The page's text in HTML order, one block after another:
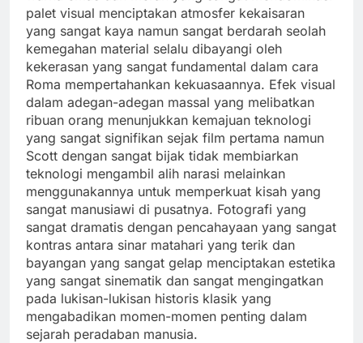
palet visual menciptakan atmosfer kekaisaran
yang sangat kaya namun sangat berdarah seolah
kemegahan material selalu dibayangi oleh
kekerasan yang sangat fundamental dalam cara
Roma mempertahankan kekuasaannya. Efek visual
dalam adegan-adegan massal yang melibatkan
ribuan orang menunjukkan kemajuan teknologi
yang sangat signifikan sejak film pertama namun
Scott dengan sangat bijak tidak membiarkan
teknologi mengambil alih narasi melainkan
menggunakannya untuk memperkuat kisah yang
sangat manusiawi di pusatnya. Fotografi yang
sangat dramatis dengan pencahayaan yang sangat
kontras antara sinar matahari yang terik dan
bayangan yang sangat gelap menciptakan estetika
yang sangat sinematik dan sangat mengingatkan
pada lukisan-lukisan historis klasik yang
mengabadikan momen-momen penting dalam
sejarah peradaban manusia.